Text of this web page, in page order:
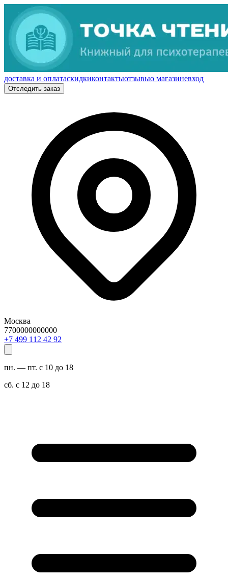
доставка и оплатаскидкиконтактыотзывыо магазиневход
Отследить заказ
Москва
7700000000000
29 24 211 994 7+
пн. — пт. с 10 до 18
сб. с 12 до 18